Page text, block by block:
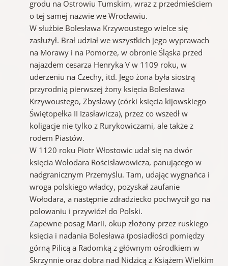
grodu na Ostrowiu Tumskim, wraz z przedmieściem
o tej samej nazwie we Wrocławiu.
W służbie Bolesława Krzywoustego wielce się
zasłużył. Brał udział we wszystkich jego wyprawach
na Morawy i na Pomorze, w obronie Śląska przed
najazdem cesarza Henryka V w 1109 roku, w
uderzeniu na Czechy, itd. Jego żona była siostrą
przyrodnią pierwszej żony księcia Bolesława
Krzywoustego, Zbysławy (córki księcia kijowskiego
Świętopełka II Izasławicza), przez co wszedł w
koligacje nie tylko z Rurykowiczami, ale także z
rodem Piastów.
W 1120 roku Piotr Włostowic udał się na dwór
księcia Wołodara Rościsławowicza, panującego w
nadgranicznym Przemyślu. Tam, udając wygnańca i
wroga polskiego władcy, pozyskał zaufanie
Wołodara, a następnie zdradziecko pochwycił go na
polowaniu i przywiózł do Polski.
Zapewne posag Marii, okup złożony przez ruskiego
księcia i nadania Bolesława (posiadłości pomiędzy
górną Pilicą a Radomką z głównym ośrodkiem w
Skrzynnie oraz dobra nad Nidzicą z Książem Wielkim